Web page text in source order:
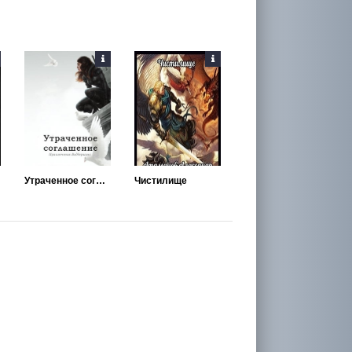
Утраченное соглашение Чистилище